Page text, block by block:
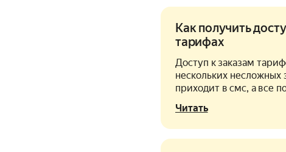
Как получить
тарифах
Доступ к заказам
нескольких
приходит в смс, а все
Читать